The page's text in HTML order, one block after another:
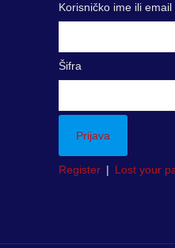
Korisničko ime ili email
Šifra
Register | Lost your